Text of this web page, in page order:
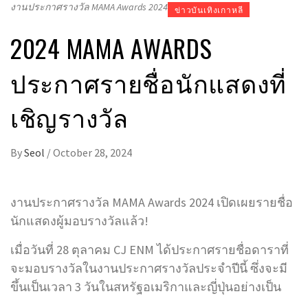
งานประกาศรางวัล MAMA Awards 2024 ข่าวบันเทิงเกาหลี
2024 MAMA AWARDS
ประกาศรายชื่อนักแสดงที่
เชิญรางวัล
BySeol /October 28, 2024
งานประกาศรางวัล MAMA Awards 2024 เปิดเผยรายชื่อ
นักแสดงผู้มอบรางวัลแล้ว!
เมื่อวันที่ 28 ตุลาคม CJ ENM ได้ประกาศรายชื่อดาราที่
จะมอบรางวัลในงานประกาศรางวัลประจำปีนี้ ซึ่งจะมี
ขึ้นเป็นเวลา 3 วันในสหรัฐอเมริกาและญี่ปุ่นอย่างเป็น